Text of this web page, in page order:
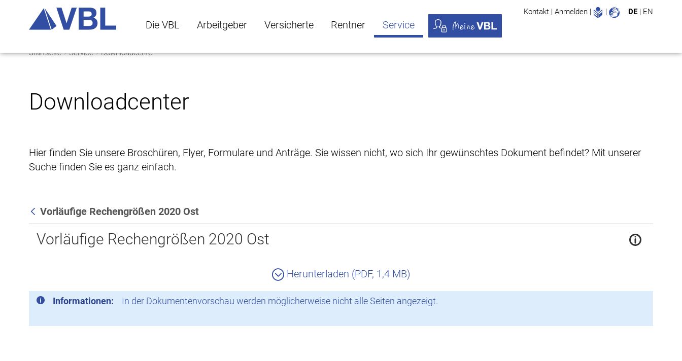
Die VBL Arbeitgeber Versicherte Rentner Service
Kontakt | Anmelden | Leichte Sprache
| DE | EN
Startseite Service Downloadcenter
Downloadcenter
Hier finden Sie unsere Broschüren, Flyer, Formulare und Anträge. Sie wissen nicht, wo sich Ihr gewünschtes Dokument befindet? Mit unserer
Suche finden Sie es ganz einfach.
Zurück
Vorläufige Rechengrößen 2020 Ost
Vorläufige Rechengrößen 2020 Ost
Herunterladen (PDF, 1,4 MB)
Informationen: In der Dokumentenvorschau werden möglicherweise nicht alle Seiten angezeigt.